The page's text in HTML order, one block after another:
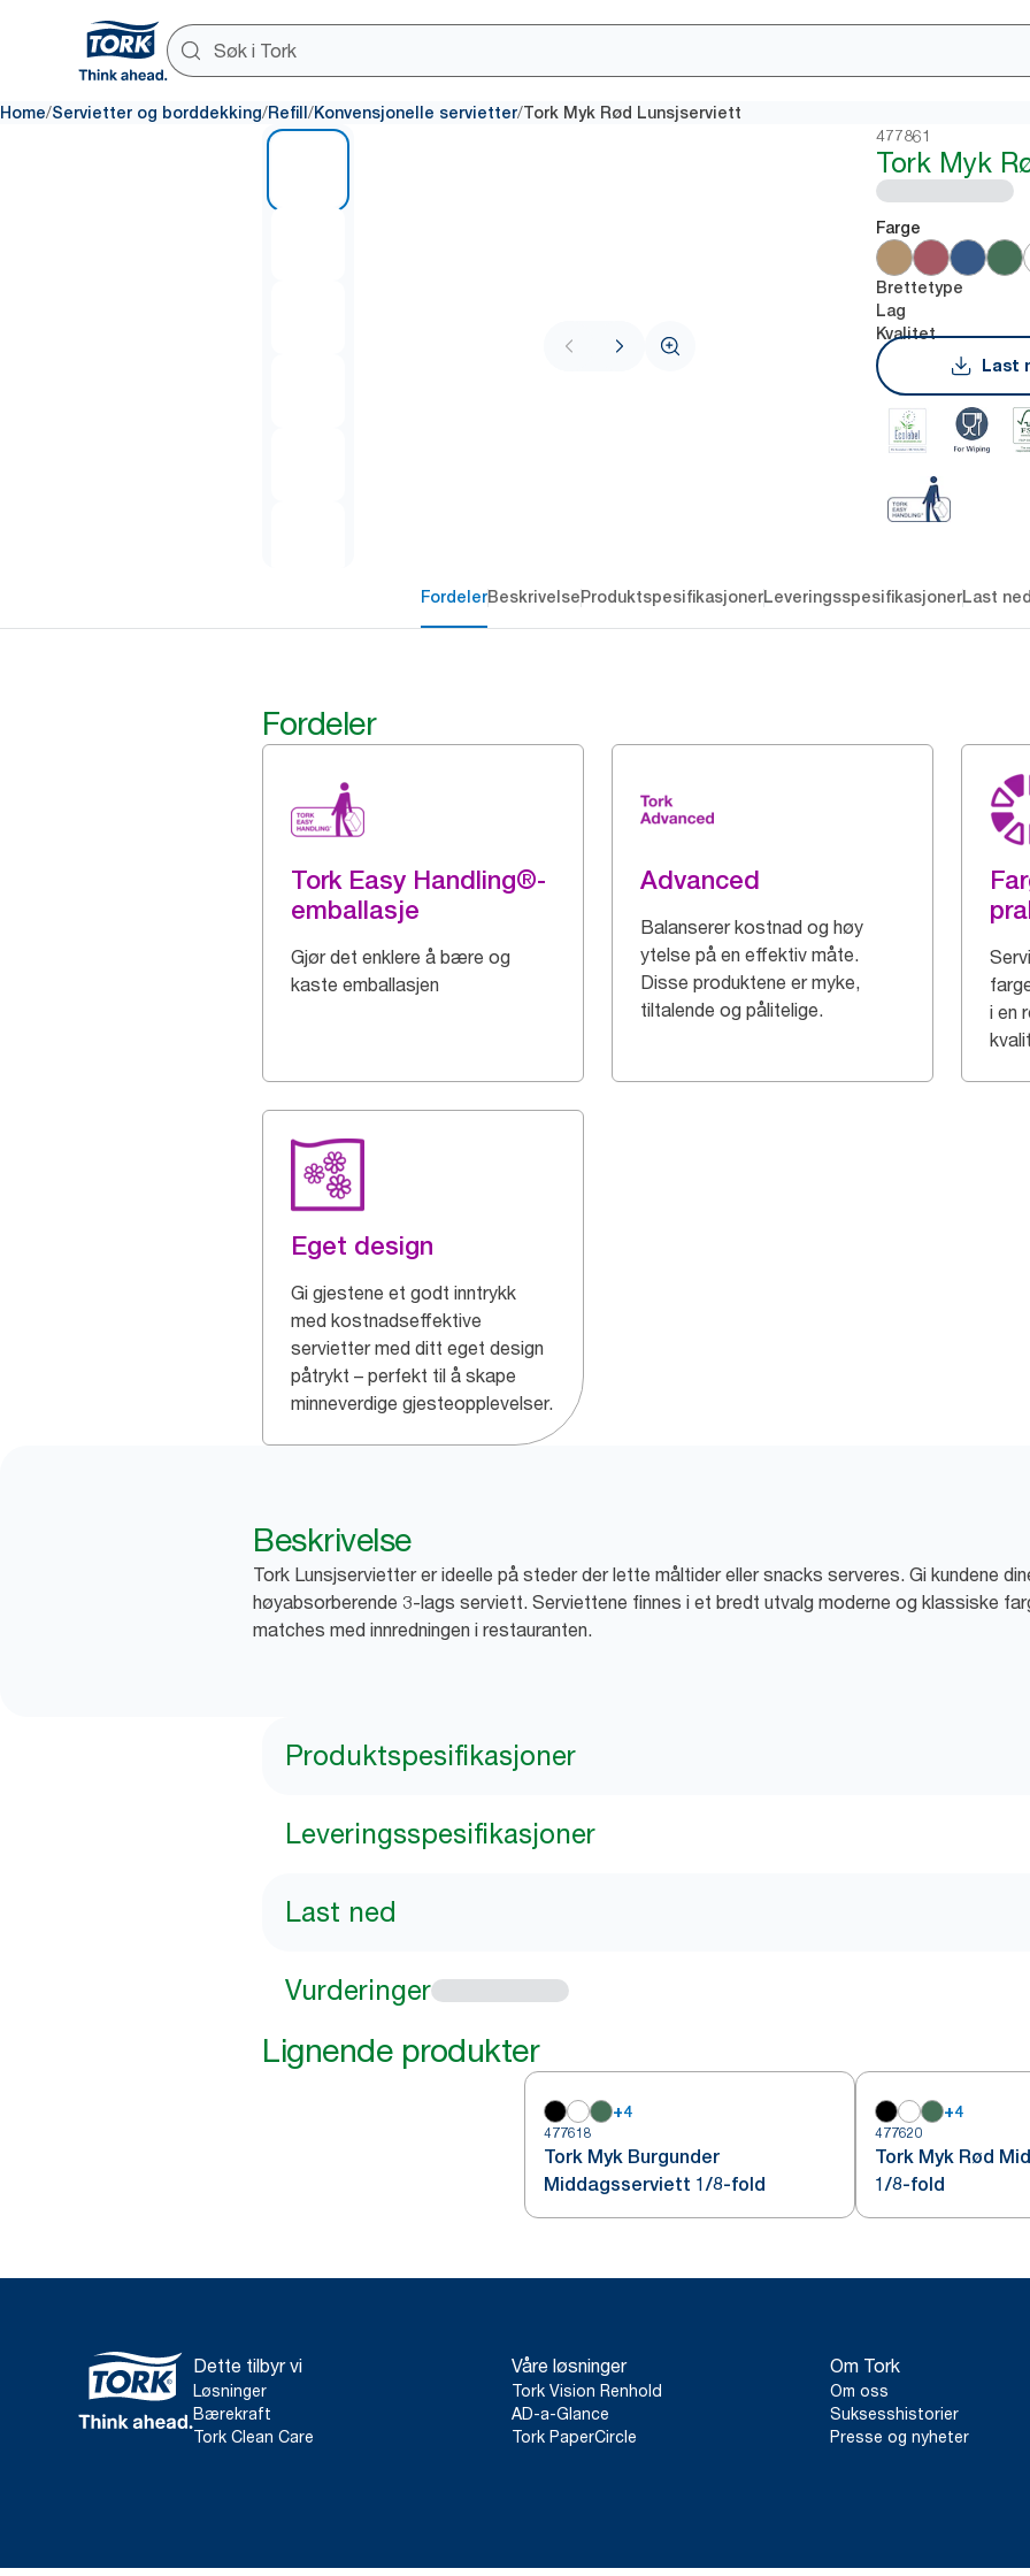
Home/Servietter og borddekking/Refill /Konvensjonelle servietter/Tork Myk Rød Lunsjserviett
477861
Tork Myk
Farge
Brettetype
Lag
Kvalitet
Last
FordelerBeskrivelseProduktspesifikasjonerLeveringsspesifikasjonerLast ned
Fordeler
Tork Easy Handling®-
emballasje
Gjør det enklere å bære og
kaste emballasjen
Advanced
Balanserer kostnad og høy
ytelse på en effektiv måte.
Disse produktene er myke,
tiltalende og pålitelige.
i en
Eget design
Gi gjestene et godt inntrykk
med kostnadseffektive
servietter med ditt eget design
påtrykt – perfekt til å skape
minneverdige gjesteopplevelser.
Beskrivelse
Tork Lunsjservietter er ideelle på steder der lette måltider eller snacks serveres. Gi kundene
høyabsorberende 3-lags serviett. Serviettene finnes i et bredt utvalg moderne og klassiske
matches med innredningen i restauranten.
Produktspesifikasjoner
Leveringsspesifikasjoner
Last ned
Vurderinger
Lignende produkter
+4
477618
Tork Myk Burgunder
Middagsserviett 1/8-fold
+4
477620
Tork Myk Rød
1/8-fold
Dette tilbyr vi
Løsninger
Bærekraft
Tork Clean Care
Våre løsninger
Tork Vision Renhold
AD-a-Glance
Tork PaperCircle
Om Tork
Om oss
Suksesshistorier
Presse og nyheter